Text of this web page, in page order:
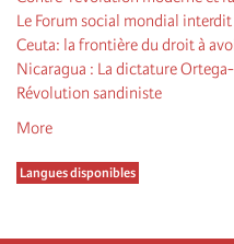
Le Forum social mondial
Ceuta: la frontière du droit à
Nicaragua : La dictature
Révolution sandiniste
More
Langues disponibles